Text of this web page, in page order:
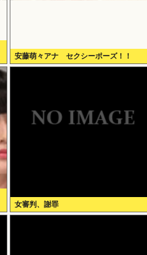
安藤萌々アナ セクシーポーズ！！
女審判、謝罪